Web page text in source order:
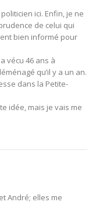
ici. Enfin, je ne
de celui qui
bien informé pour
vécu 46 ans à
qu’il y a un an.
dans la Petite-
idée, mais je vais me
André; elles me